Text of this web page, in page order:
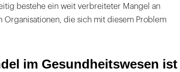
bestehe ein weit verbreiteter Mangel an
Organisationen, die sich mit diesem Problem
im Gesundheitswesen ist